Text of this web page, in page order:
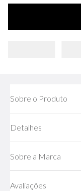
Sobre o Produto
Detalhes
Sobre a Marca
Avaliações